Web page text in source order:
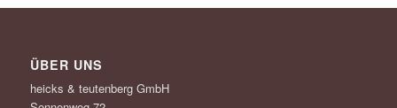
ÜBER UNS
heicks & teutenberg GmbH